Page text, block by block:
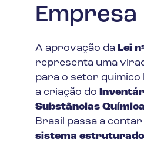
Empresa
A aprovação da Lei
representa uma
para o setor químico
a criação do
Substâncias
Brasil passa a contar
sistema